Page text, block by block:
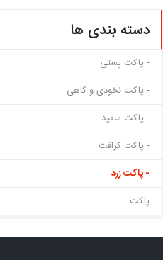
دسته بندی ها
- پاکت پستی
- پاکت نخودی و کاهی
- پاکت سفید
- پاکت کرافت
- پاکت زرد
پاکت